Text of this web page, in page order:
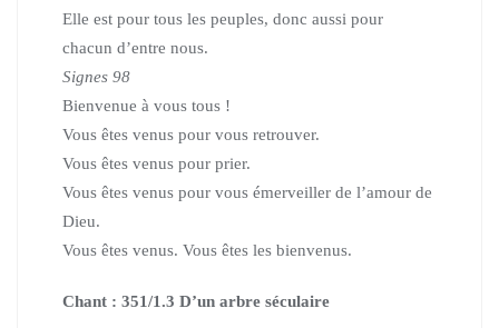
Elle est pour tous les peuples, donc aussi pour
chacun d’entre nous.
Signes 98
Bienvenue à vous tous !
Vous êtes venus pour vous retrouver.
Vous êtes venus pour prier.
Vous êtes venus pour vous émerveiller de l’amour de
Dieu.
Vous êtes venus. Vous êtes les bienvenus.
Chant : 351/1.3 D’un arbre séculaire